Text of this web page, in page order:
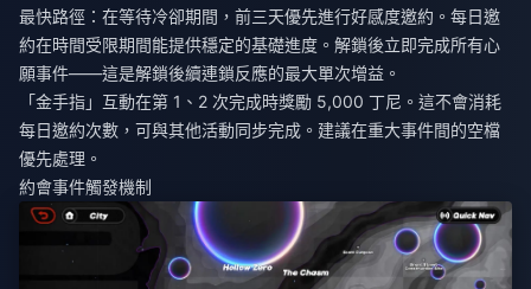
最快路徑：在等待冷卻期間，前三天優先進行好感度邀約。每日邀
約在時間受限期間能提供穩定的基礎進度。解鎖後立即完成所有心
願事件——這是解鎖後續連鎖反應的最大單次增益。
「金手指」互動在第 1、2 次完成時獎勵 5,000 丁尼。這不會消耗
每日邀約次數，可與其他活動同步完成。建議在重大事件間的空檔
優先處理。
約會事件觸發機制